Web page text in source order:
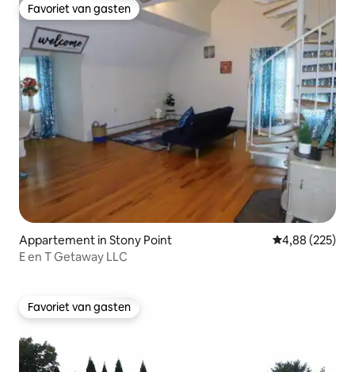
Favoriet van gasten
Favoriet van gasten
Appartement in Stony Point Gemiddelde
4,88 (225)
E en T Getaway LLC
Favoriet van gasten
Favoriet van gasten